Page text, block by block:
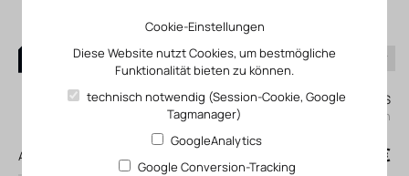
0
Mein KLEFINGHAUS
einloggen
Alle Produkte 0,00 €
Cookie-Einstellungen
Diese Website nutzt Cookies, um bestmögliche
Funktionalität bieten zu können.
technisch notwendig (Session-Cookie, Google
Tagmanager)
GoogleAnalytics
Google Conversion-Tracking